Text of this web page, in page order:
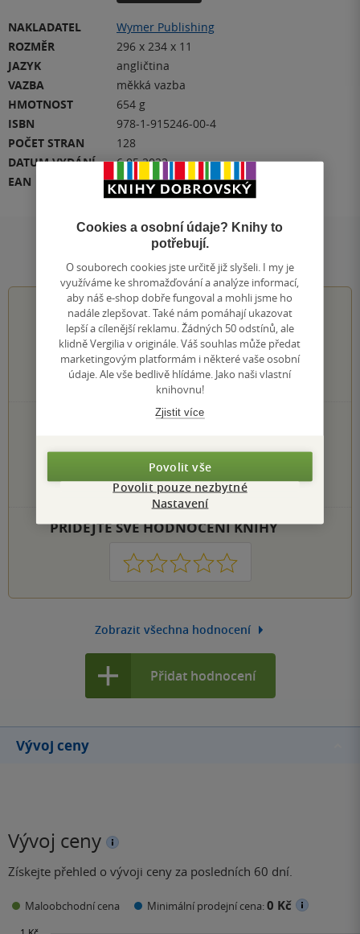
NAKLADATEL
Wymer Publishing
ROZMĚR
296 x 234 x 11
JAZYK
angličtina
VAZBA
měkká vazba
HMOTNOST
654 g
ISBN
978-1-915246-00-4
POČET STRAN
128
DATUM VYDÁNÍ
6.05.2022
EAN
9781915246004
Hodnocení a recenze čtenářů
0.0z5
0hodnocení čtenářů
0×
0×
2 hvězdičky
0×
1 hvezdička
PŘIDEJTE SVÉ HODNOCENÍ KNIHY
1 2 3 4 5
Zobrazit všechna hodnocení
Přidat hodnocení
Vývoj ceny
Vývoj ceny
Získejte přehled o vývoji ceny za posledních 60 dní.
Maloobchodní cena Minimální prodejní cena:0 Kč
Cookies a osobní údaje? Knihy to
potřebují.
O souborech cookies jste určitě již slyšeli. I my je
využíváme ke shromažďování a analýze informací,
aby náš e-shop dobře fungoval a mohli jsme ho
nadále zlepšovat. Také nám pomáhají ukazovat
lepší a cílenější reklamu. Žádných 50 odstínů, ale
klidně Vergilia v originále. Váš souhlas může předat
marketingovým platformám i některé vaše osobní
údaje. Ale vše bedlivě hlídáme. Jako naši vlastní
knihovnu!
Zjistit více
Povolit vše
Povolit pouze nezbytné
Nastavení